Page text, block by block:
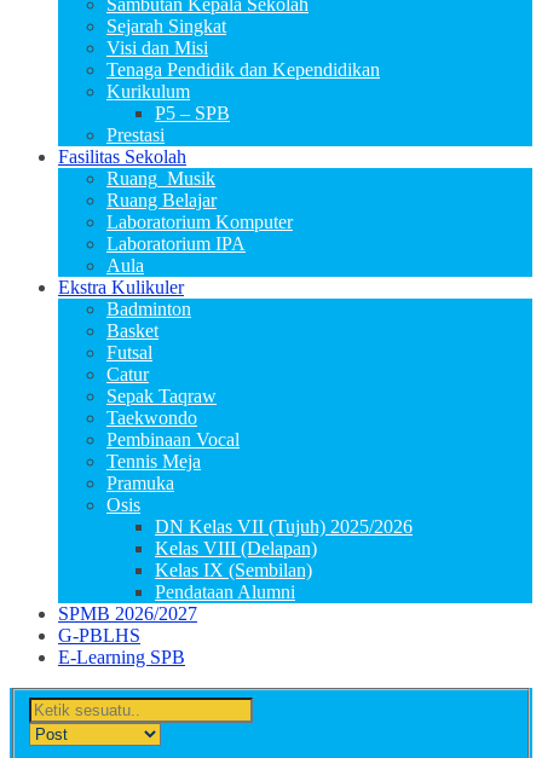
Sambutan Kepala Sekolah
Sejarah Singkat
Visi dan Misi
Tenaga Pendidik dan Kependidikan
Kurikulum
P5 – SPB
Prestasi
Fasilitas Sekolah
Ruang_Musik
Ruang Belajar
Laboratorium Komputer
Laboratorium IPA
Aula
Ekstra Kulikuler
Badminton
Basket
Futsal
Catur
Sepak Taqraw
Taekwondo
Pembinaan Vocal
Tennis Meja
Pramuka
Osis
DN Kelas VII (Tujuh) 2025/2026
Kelas VIII (Delapan)
Kelas IX (Sembilan)
Pendataan Alumni
SPMB 2026/2027
G-PBLHS
E-Learning SPB